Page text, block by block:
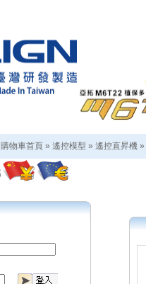
購物車首頁 » 遙控模型 » 遙控直昇機 »